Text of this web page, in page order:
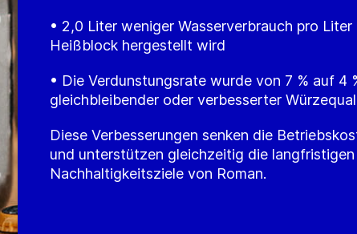
• 2,0 Liter weniger Wasserverbrauch pro Liter
Heißblock hergestellt wird
• Die Verdunstungsrate wurde von 7 % auf 4
gleichbleibender oder verbesserter
Diese Verbesserungen senken die
und unterstützen gleichzeitig die langfristigen
Nachhaltigkeitsziele von Roman.